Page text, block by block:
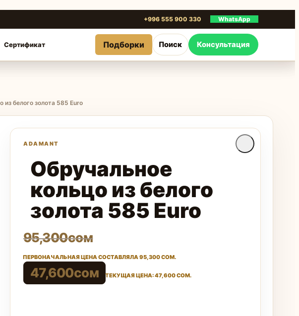
+996 555 900 330 WhatsApp
Сертификат Подборки Поиск Консультация
из белого золота 585 Euro
Обручальное
кольцо из белого
золота 585 Euro
95,300сом
ПЕРВОНАЧАЛЬНАЯ ЦЕНА СОСТАВЛЯЛА 95,300 СОМ.
47,600сом ТЕКУЩАЯ ЦЕНА: 47,600 СОМ.